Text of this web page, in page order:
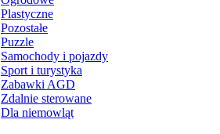
Plastyczne
Pozostałe
Puzzle
Samochody i pojazdy
Sport i turystyka
Zabawki AGD
Zdalnie sterowane
Dla niemowląt